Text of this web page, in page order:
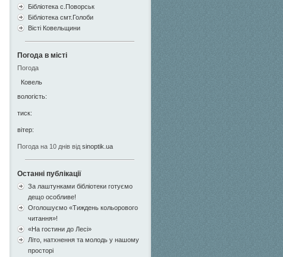
Бібліотека с.Поворськ
Бібліотека смт.Голоби
Вісті Ковельщини
Погода в місті
Погода
Ковель
вологість:
тиск:
вітер:
Погода на 10 днів від sinoptik.ua
Останні публікації
За лаштунками бібліотеки готуємо
дещо особливе!
Оголошуємо «Тиждень кольорового
читання»!
«На гостини до Лесі»
Літо, натхнення та молодь у нашому
просторі